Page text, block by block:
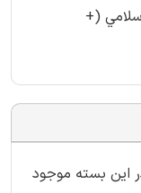
(+
این بسته موجود